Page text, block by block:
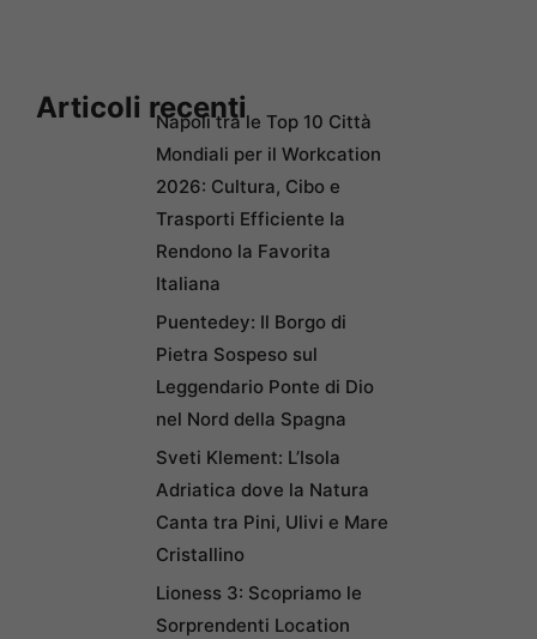
Articoli recentiNapoli tra le Top 10 Città
Mondiali per il Workcation
2026: Cultura, Cibo e
Trasporti Efficiente la
Rendono la Favorita
Italiana
Puentedey: Il Borgo di
Pietra Sospeso sul
Leggendario Ponte di Dio
nel Nord della Spagna
Sveti Klement: L’Isola
Adriatica dove la Natura
Canta tra Pini, Ulivi e Mare
Cristallino
Lioness 3: Scopriamo le
Sorprendenti Location